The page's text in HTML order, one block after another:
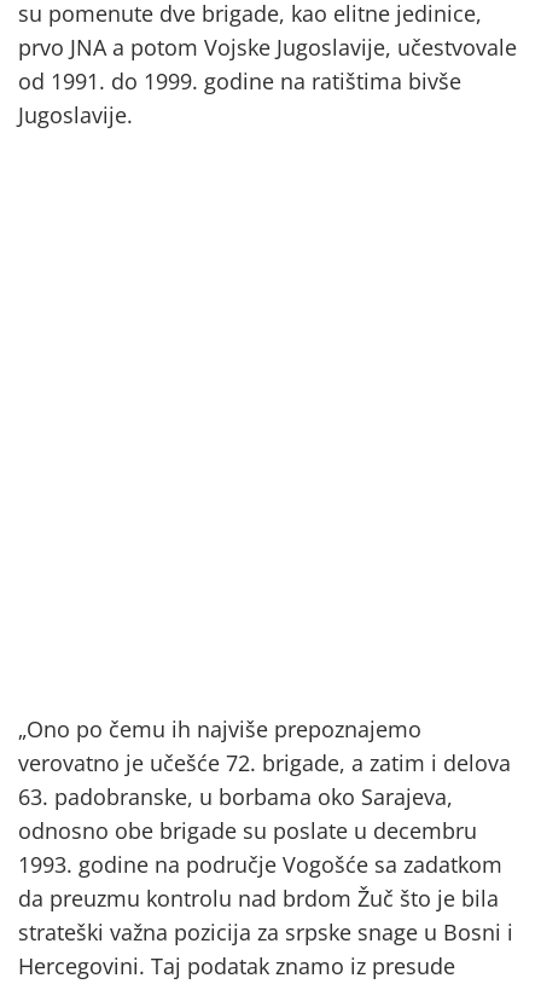
su pomenute dve brigade, kao elitne jedinice,
prvo JNA a potom Vojske Jugoslavije, učestvovale
od 1991. do 1999. godine na ratištima bivše
Jugoslavije.
„Ono po čemu ih najviše prepoznajemo
verovatno je učešće 72. brigade, a zatim i delova
63. padobranske, u borbama oko Sarajeva,
odnosno obe brigade su poslate u decembru
1993. godine na područje Vogošće sa zadatkom
da preuzmu kontrolu nad brdom Žuč što je bila
strateški važna pozicija za srpske snage u Bosni i
Hercegovini. Taj podatak znamo iz presude